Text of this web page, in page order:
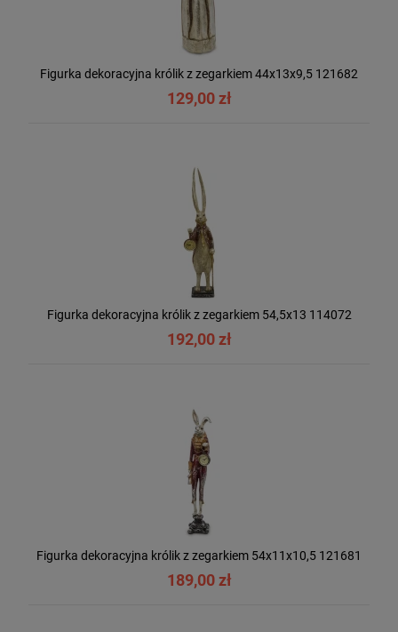
Figurka dekoracyjna królik z zegarkiem 44x13x9,5 121682
129,00 zł
Figurka dekoracyjna królik z zegarkiem 54,5x13 114072
192,00 zł
Figurka dekoracyjna królik z zegarkiem 54x11x10,5 121681
189,00 zł